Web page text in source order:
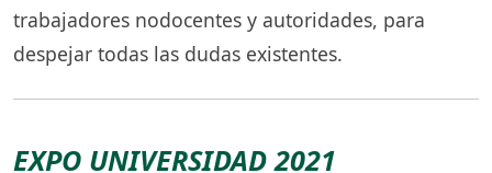
trabajadores nodocentes y autoridades, para
despejar todas las dudas existentes.
EXPO UNIVERSIDAD 2021